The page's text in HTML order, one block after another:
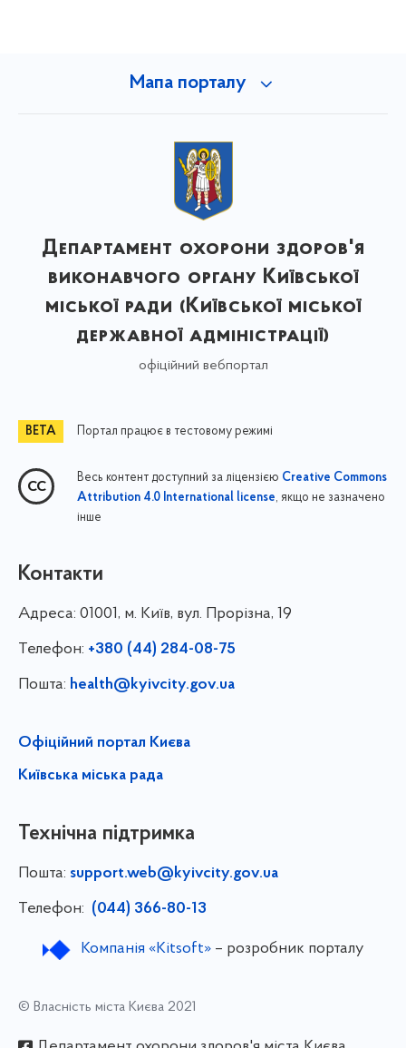
Мапа порталу
Департамент охорони здоров'я
виконавчого органу Київської
міської ради (Київської міської
державної адміністрації)
офіційний вебпортал
Портал працює в тестовому режимі
Весь контент доступний за ліцензією Creative Commons
Attribution 4.0 International license, якщо не зазначено
інше
Контакти
Адреса: 01001, м. Київ, вул. Прорізна, 19
Телефон: +380 (44) 284-08-75
Пошта: health@kyivcity.gov.ua
Офіційний портал Києва
Київська міська рада
Технічна підтримка
Пошта: support.web@kyivcity.gov.ua
Телефон: (044) 366-80-13
Компанія «Kitsoft»– розробник порталу
© Власність міста Києва 2021